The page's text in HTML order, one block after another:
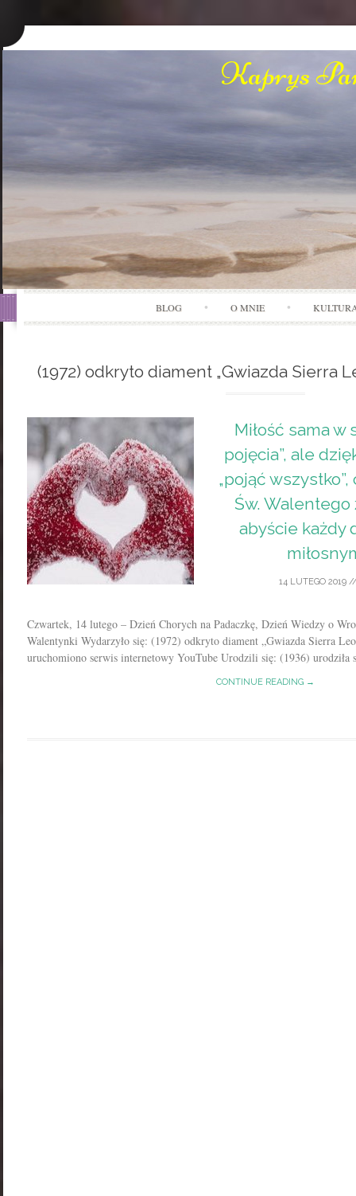
Kaprys
BLOG O MNIE
(1972) odkryto diament „Gwiazda Sierra
Miłość sama w
pojęcia”, ale
„pojąć
Św.
abyście każdy
14 LUTEGO 2019
Czwartek, 14 lutego – Dzień Chorych na Padaczkę, Dzień Wiedzy o
Walentynki Wydarzyło się: (1972) odkryto diament „Gwiazda Sierra
uruchomiono serwis internetowy YouTube Urodzili się: (1936) urodziła
CONTINUE READING →